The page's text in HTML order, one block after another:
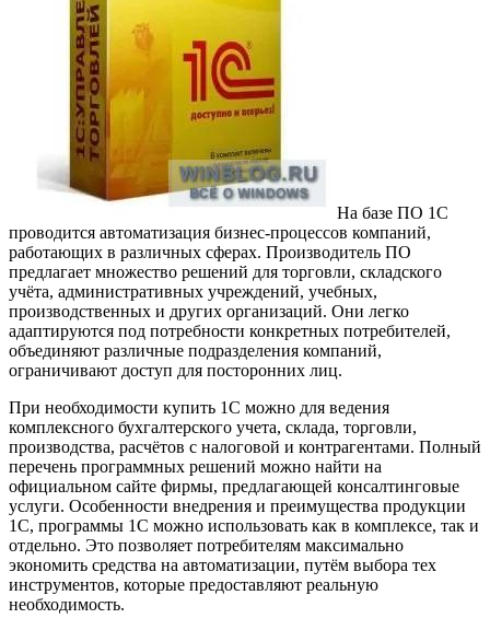
На базе ПО 1С
проводится автоматизация бизнес-процессов компаний,
работающих в различных сферах. Производитель ПО
предлагает множество решений для торговли, складского
учёта, административных учреждений, учебных,
производственных и других организаций. Они легко
адаптируются под потребности конкретных потребителей,
объединяют различные подразделения компаний,
ограничивают доступ для посторонних лиц.
При необходимости купить 1С можно для ведения
комплексного бухгалтерского учета, склада, торговли,
производства, расчётов с налоговой и контрагентами. Полный
перечень программных решений можно найти на
официальном сайте фирмы, предлагающей консалтинговые
услуги. Особенности внедрения и преимущества продукции
1С, программы 1С можно использовать как в комплексе, так и
отдельно. Это позволяет потребителям максимально
экономить средства на автоматизации, путём выбора тех
инструментов, которые предоставляют реальную
необходимость.